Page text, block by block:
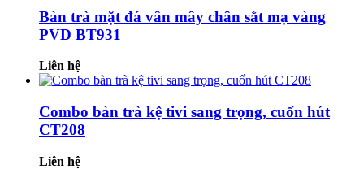
Bàn trà mặt đá vân mây chân sắt mạ vàng
PVD BT931
Liên hệ
Combo bàn trà kệ tivi sang trọng, cuốn hút
CT208
Liên hệ